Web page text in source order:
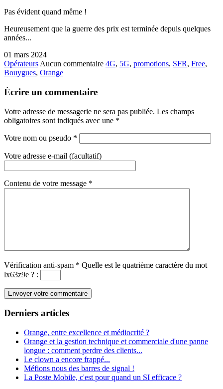
Pas évident quand même !
Heureusement que la guerre des prix est terminée depuis quelques
années...
01 mars 2024
Opérateurs Aucun commentaire 4G, 5G, promotions, SFR, Free,
Bouygues, Orange
Écrire un commentaire
Votre adresse de messagerie ne sera pas publiée. Les champs
obligatoires sont indiqués avec une *
Votre nom ou pseudo *
Votre adresse e-mail (facultatif)
Contenu de votre message *
Vérification anti-spam * Quelle est le quatrième caractère du mot
lx63z9e ? :
Derniers articles
Orange, entre excellence et médiocrité ?
Orange et la gestion technique et commerciale d'une panne
longue : comment perdre des clients...
Le clown a encore frappé...
Méfions nous des barres de signal !
La Poste Mobile, c'est pour quand un SI efficace ?